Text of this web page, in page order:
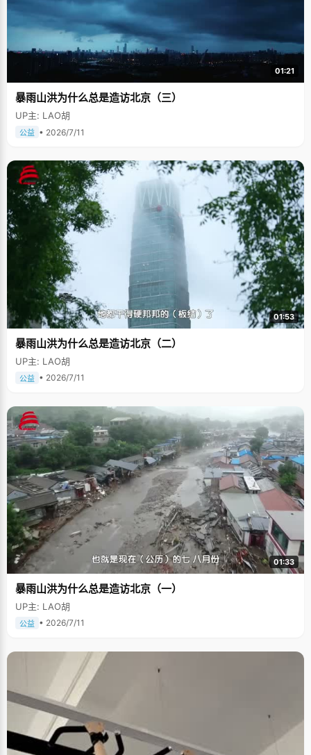
01:21
暴雨山洪为什么总是造访北京（三）
UP主: LAO胡
公益 • 2026/7/11
01:53
暴雨山洪为什么总是造访北京（二）
UP主: LAO胡
公益 • 2026/7/11
01:33
暴雨山洪为什么总是造访北京（一）
UP主: LAO胡
公益 • 2026/7/11